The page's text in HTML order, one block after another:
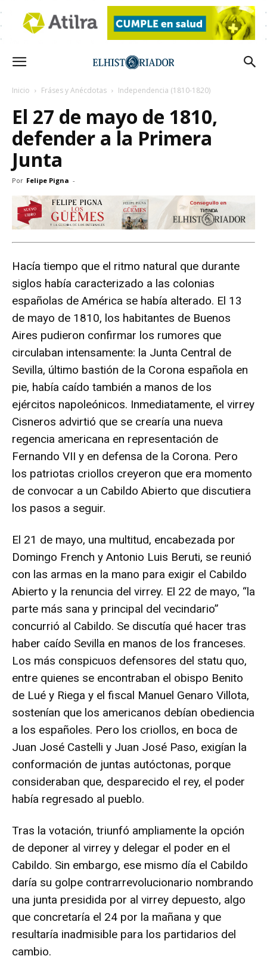
Inicio Fráses y Anécdotas Independencia (1810-1820)
El 27 de mayo de 1810,
defender a la Primera
Junta
Por Felipe Pigna -
Hacía tiempo que el ritmo natural que durante
siglos había caracterizado a las colonias
españolas de América se había alterado. El 13
de mayo de 1810, los habitantes de Buenos
Aires pudieron confirmar los rumores que
circulaban intensamente: la Junta Central de
Sevilla, último bastión de la Corona española en
pie, había caído también a manos de los
ejércitos napoleónicos. Inmediatamente, el virrey
Cisneros advirtió que se crearía una nueva
regencia americana en representación de
Fernando VII y en defensa de la Corona. Pero
los patriotas criollos creyeron que era momento
de convocar a un Cabildo Abierto que discutiera
los pasos a seguir.
El 21 de mayo, una multitud, encabezada por
Domingo French y Antonio Luis Beruti, se reunió
con las armas en la mano para exigir el Cabildo
Abierto y la renuncia del virrey. El 22 de mayo, “la
parte más sana y principal del vecindario”
concurrió al Cabildo. Se discutía qué hacer tras
haber caído Sevilla en manos de los franceses.
Los más conspicuos defensores del statu quo,
entre quienes se encontraban el obispo Benito
de Lué y Riega y el fiscal Manuel Genaro Villota,
sostenían que los americanos debían obediencia
a los españoles. Pero los criollos, en boca de
Juan José Castelli y Juan José Paso, exigían la
conformación de juntas autóctonas, porque
consideraban que, desparecido el rey, el poder
había regresado al pueblo.
Tras la votación, triunfó ampliamente la opción
de deponer al virrey y delegar el poder en el
Cabildo. Sin embargo, ese mismo día el Cabildo
daría su golpe contrarrevolucionario nombrando
una junta presidida por al virrey depuesto, algo
que concretaría el 24 por la mañana y que
resultaría inadmisible para los partidarios del
cambio.